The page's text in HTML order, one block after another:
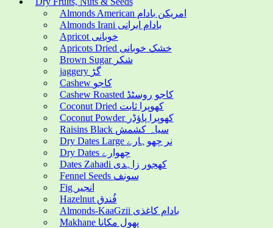
Almonds American امریکن بادام
Almonds Irani بادام ایرانی
Apricot خوبانی
Apricots Dried خشک خوبانی
Brown Sugar شکر
jaggery گڑ
Cashew کاجو
Cashew Roasted کاجو روسٹڈ
Coconut Dried کھوپرا ثابت
Coconut Powder کھوپرا پاؤڈر
Raisins Black سیاہ کشمش
Dry Dates Large نر چھوہارے
Dry Dates چھوارے
Dates Zahadi کھجور زاہدی
Fennel Seeds سونف
Fig انجیر
Hazelnut فُندق
Almonds-KaaGzii بادام کاغذی
Makhane پھول مکانا